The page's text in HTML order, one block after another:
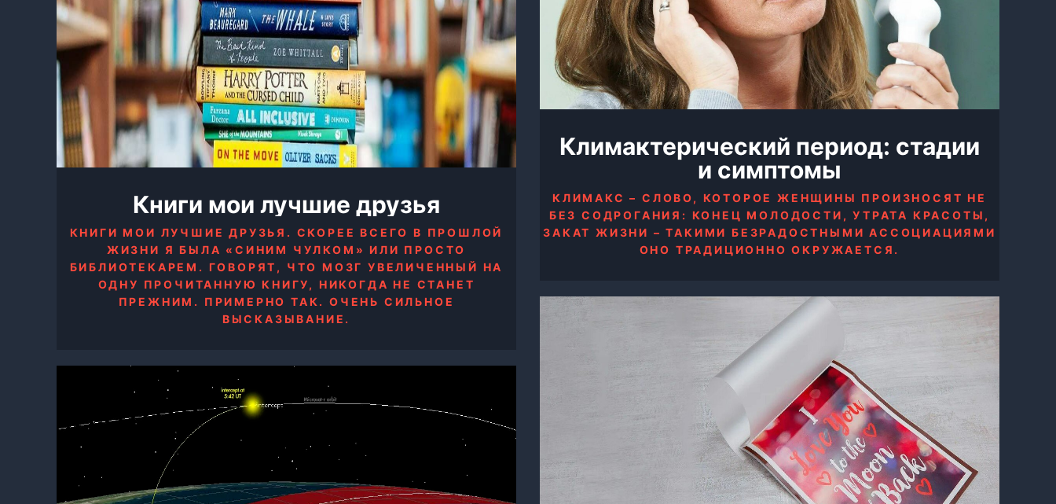
Климактерический период: стадии
и симптомы
КЛИМАКС – СЛОВО, КОТОРОЕ ЖЕНЩИНЫ ПРОИЗНОСЯТ НЕ
БЕЗ СОДРОГАНИЯ: КОНЕЦ МОЛОДОСТИ, УТРАТА КРАСОТЫ,
ЗАКАТ ЖИЗНИ – ТАКИМИ БЕЗРАДОСТНЫМИ АССОЦИАЦИЯМИ
ОНО ТРАДИЦИОННО ОКРУЖАЕТСЯ.
Книги мои лучшие друзья
КНИГИ МОИ ЛУЧШИЕ ДРУЗЬЯ. СКОРЕЕ ВСЕГО В ПРОШЛОЙ
ЖИЗНИ Я БЫЛА «СИНИМ ЧУЛКОМ» ИЛИ ПРОСТО
БИБЛИОТЕКАРЕМ. ГОВОРЯТ, ЧТО МОЗГ УВЕЛИЧЕННЫЙ НА
ОДНУ ПРОЧИТАННУЮ КНИГУ, НИКОГДА НЕ СТАНЕТ
ПРЕЖНИМ. ПРИМЕРНО ТАК. ОЧЕНЬ СИЛЬНОЕ
ВЫСКАЗЫВАНИЕ.